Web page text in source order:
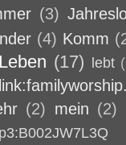
(3)
(4) Komm
Leben (17) lebt
(2) mein (2)